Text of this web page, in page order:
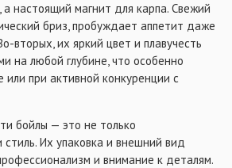
а настоящий магнит для карпа. Свежий
бриз, пробуждает аппетит даже
вторых, их яркий цвет и плавучесть
на любой глубине, что особенно
при активной конкуренции с
бойлы — это не только
Их упаковка и внешний вид
и внимание к деталям.